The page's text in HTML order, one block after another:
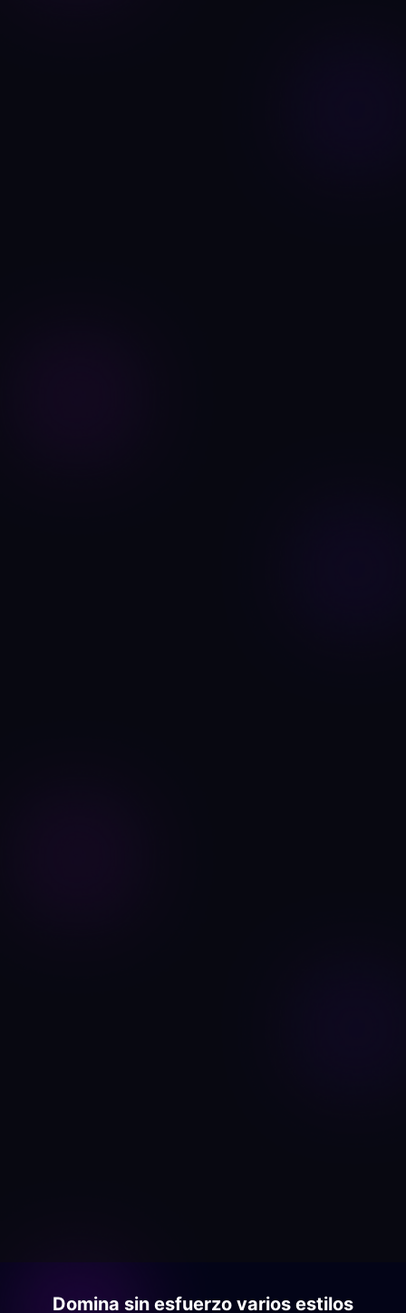
Domina sin esfuerzo varios estilos